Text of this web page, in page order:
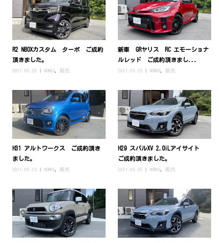
R2 NBOXカスタム ターボ ご成約
頂きました。
2021.05.28 WORKS, 販売
新車 GRヤリス RC エモーショナ
ルレッド ご成約頂きまし...
2021.05.25 WORKS 販売
H31 アルトワークス ご成約頂き
ました。
2021.05.23 WORKS, 販売
H29 スバルXV 2.0iLアイサイト
ご成約頂きました。
2021.05.20 WORKS 販売